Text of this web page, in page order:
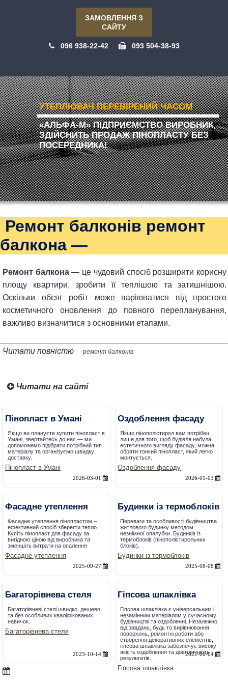
ЗАМОВЛЕННЯ З
САЙТУ
096 938-22-42 093 504-38-93
УТЕПЛЮВАЧ ПЕРЕВІРЕНИЙ ЧАСОМ
«АЛЬФА-М» ПІДПРИЄМСТВО ВИРОБНИК,
ЗДІЙСНИТЬ ПРОДАЖ ПІНОПЛАСТУ БЕЗ
ПОСЕРЕДНИКА!
Ремонт балконів ремонт
балкона —
Ремонт балкона— це чудовий спосіб розширити корисну
площу квартири, зробити її теплішою та затишнішою.
Оскільки обсяг робіт може варіюватися від простого
косметичного оновлення до повного перепланування,
важливо визначитися з основними етапами.
Читати повністю ремонт балконів
Читати на сайті
Пінопласт в Умані
Якщо ви плануєте купити пінопласт в
Умані, звертайтесь до нас — ми
допоможемо підібрати потрібний тип
матеріалу та організуємо швидку
доставку.
Пінопласт в Умані
2026-03-01
Оздоблення фасаду
Якщо пінополістирол вам потрібен
лише для того, щоб будівля набула
естетичного вигляду фасаду, можна
обрати тонкий пінопласт, який легко
монтується.
Оздоблення фасаду
2026-01-03
Фасадне утеплення
Фасадне утеплення пінопластом –
ефективний спосіб зберегти тепло.
Купіть пінопласт для фасаду за
вигідною ціною від виробника та
зменшіть витрати на опалення
Фасадне утеплення
2025-09-27
Будинки із термоблоків
Переваги та особливості будівництва
житлового будинку методом
незнімної опалубки. Будинків із
термоблоків (пінополістирольних
блоків).
Будинки із термоблоків
2025-08-08
Багаторівнева стеля
Багаторівневі стелі швидко, дешево
та без особливих кваліфікованих
навичок.
Багаторівнева стеля
2023-10-14
Гіпсова шпаклівка
Гіпсова шпаклівка є універсальним і
незамінним матеріалом у сучасному
будівництві та оздобленні. Незалежно
від завдань, будь то вирівнювання
поверхонь, ремонтні роботи або
створення декоративних елементів,
гіпсова шпаклівка забезпечує високу
якість оздоблення та довговічність
результатів.
Гіпсова шпаклівка
2021-06-04